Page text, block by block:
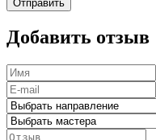
Отправить
Добавить отзыв